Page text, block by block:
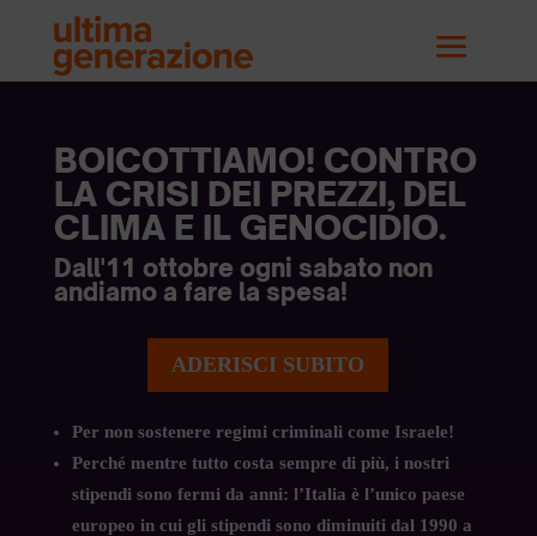
BOICOTTIAMO! CONTRO
LA CRISI DEI PREZZI, DEL
CLIMA E IL GENOCIDIO.
Dall'11 ottobre ogni sabato non
andiamo a fare la spesa!
ADERISCI SUBITO
Per non sostenere regimi criminali come Israele!
Perché mentre tutto costa sempre di più, i nostri
stipendi sono fermi da anni: l’Italia è l’unico paese
europeo in cui gli stipendi sono diminuiti dal 1990 a